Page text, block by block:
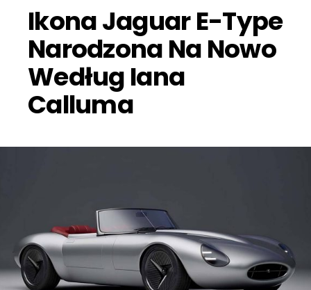
Ikona Jaguar E-Type
Narodzona Na Nowo
Według Iana
Calluma